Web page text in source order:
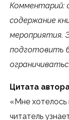
Комментарий:
содержание
мероприятия.
подготовить
Цитата
«Мне хотелось
читатель